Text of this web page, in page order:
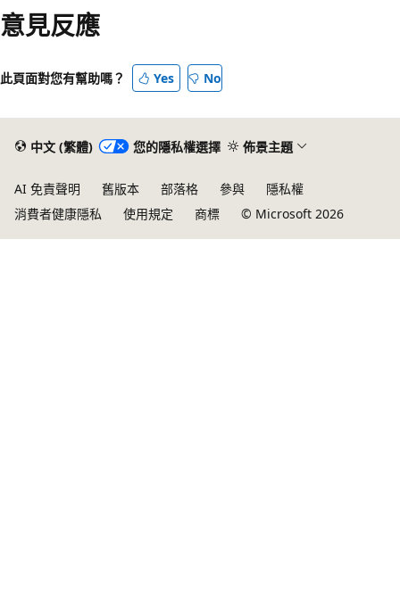
讀
模
已
意見反應
此頁面對您有幫助嗎？ Yes No
中文 (繁體) 您的隱私權選擇 佈景主題
AI 免責聲明 舊版本 部落格 參與
隱私權
消費者健康隱私
使用規定 商標 © Microsoft 2026